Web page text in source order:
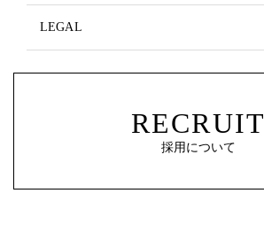
LEGAL
RECRUIT
採用について